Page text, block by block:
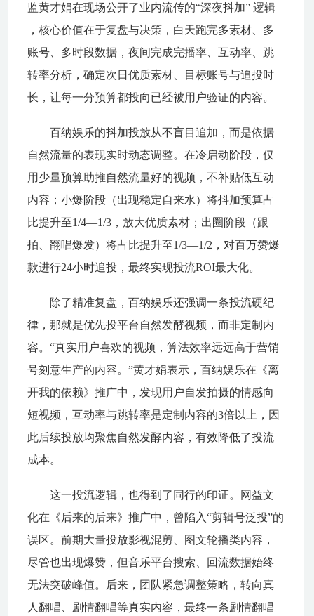
监黄才娟在现场公开了业内流传的“深夜抖加” 逻辑
，核心价值在于复盘与决策，白天跑完多素材、多
账号、多时段数据，夜间完成完播率、互动率、跳
转率分析，确定次日优质素材、目标账号与追投时
长，让每一分预算都投向已经被用户验证的内容。
百纳娱乐的抖加投放从不盲目追加，而是依据
自然流量的表现实时动态调整。在冷启动阶段，仅
用少量预算助推自然流量好的视频，不补贴低互动
内容；小爆阶段（出现稳定自来水）将抖加预算占
比提升至1/4—1/3，放大优质素材；出圈阶段（跟
拍、翻唱爆发）将占比提升至1/3—1/2，对百万赞爆
款进行24小时追投，最终实现投流ROI最大化。
除了精准复盘，百纳娱乐还强调一条投流硬纪
律，那就是优先投平台自然发酵视频，而非定制内
容。“真实用户喜欢的视频，算法效率远远高于营销
号刻意生产的内容。”黄才娟表示，百纳娱乐在《离
开我的依赖》推广中，发现用户自发拍摄的情感向
短视频，互动率与跳转率是定制内容的3倍以上，因
此后续投放均聚焦自然发酵内容，有效降低了投流
成本。
这一投流逻辑，也得到了同行的印证。网益文
化在《后来的后来》推广中，曾陷入“剪辑号泛投”的
误区。前期大量投放影视混剪、图文轮播类内容，
尽管也出现爆赞，但音乐平台搜索、回流数据始终
无法突破峰值。后来，团队紧急调整策略，转向真
人翻唱、剧情翻唱等真实内容，最终一条剧情翻唱